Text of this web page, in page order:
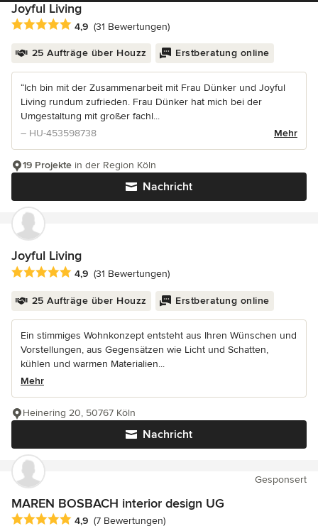
Joyful Living
Durchschnittliche Bewertung: 4.9 von 5 Sternen
4,9 (31 Bewertungen)
25 Aufträge über Houzz Erstberatung online
“Ich bin mit der Zusammenarbeit mit Frau Dünker und Joyful
Living rundum zufrieden. Frau Dünker hat mich bei der
Umgestaltung mit großer fachl...
– HU-453598738
Mehr
Nachricht
19 Projekte in der Region Köln
Joyful Living
Durchschnittliche Bewertung: 4.9 von 5 Sternen
4,9 (31 Bewertungen)
25 Aufträge über Houzz Erstberatung online
Ein stimmiges Wohnkonzept entsteht aus Ihren Wünschen und
Vorstellungen, aus Gegensätzen wie Licht und Schatten,
kühlen und warmen Materialien...
Mehr
Nachricht
Heinering 20, 50767 Köln
Gesponsert
MAREN BOSBACH interior design UG
Durchschnittliche Bewertung: 4.9 von 5 Sternen
4,9 (7 Bewertungen)